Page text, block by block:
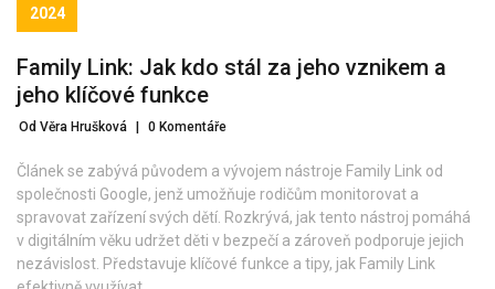
2024
Family Link: Jak kdo stál za jeho vznikem a
jeho klíčové funkce
Od Věra Hrušková 0 Komentáře
Článek se zabývá původem a vývojem nástroje Family Link od
společnosti Google, jenž umožňuje rodičům monitorovat a
spravovat zařízení svých dětí. Rozkrývá, jak tento nástroj pomáhá
v digitálním věku udržet děti v bezpečí a zároveň podporuje jejich
nezávislost. Představuje klíčové funkce a tipy, jak Family Link